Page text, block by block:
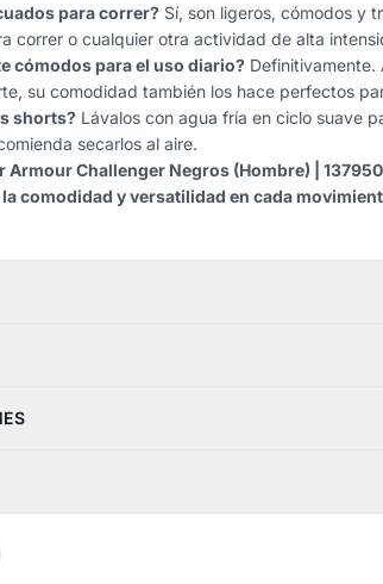
para correr? Sí, son ligeros, cómodos y
correr o cualquier otra actividad de alta
cómodos para el uso diario? Definitivamente.
su comodidad también los hace perfectos
shorts? Lávalos con agua fría en ciclo suave
secarlos al aire.
Armour Challenger Negros (Hombre) |
comodidad y versatilidad en cada